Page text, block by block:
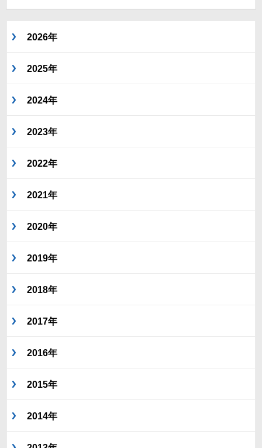
2026年
2025年
2024年
2023年
2022年
2021年
2020年
2019年
2018年
2017年
2016年
2015年
2014年